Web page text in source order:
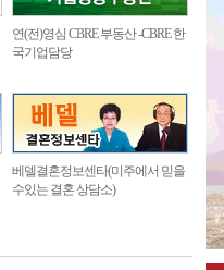
연(전)영심 CBRE 부동산 -CBRE 한
국기업담당
베델결혼정보센타(미주에서 믿을
수있는 결혼 상담소)